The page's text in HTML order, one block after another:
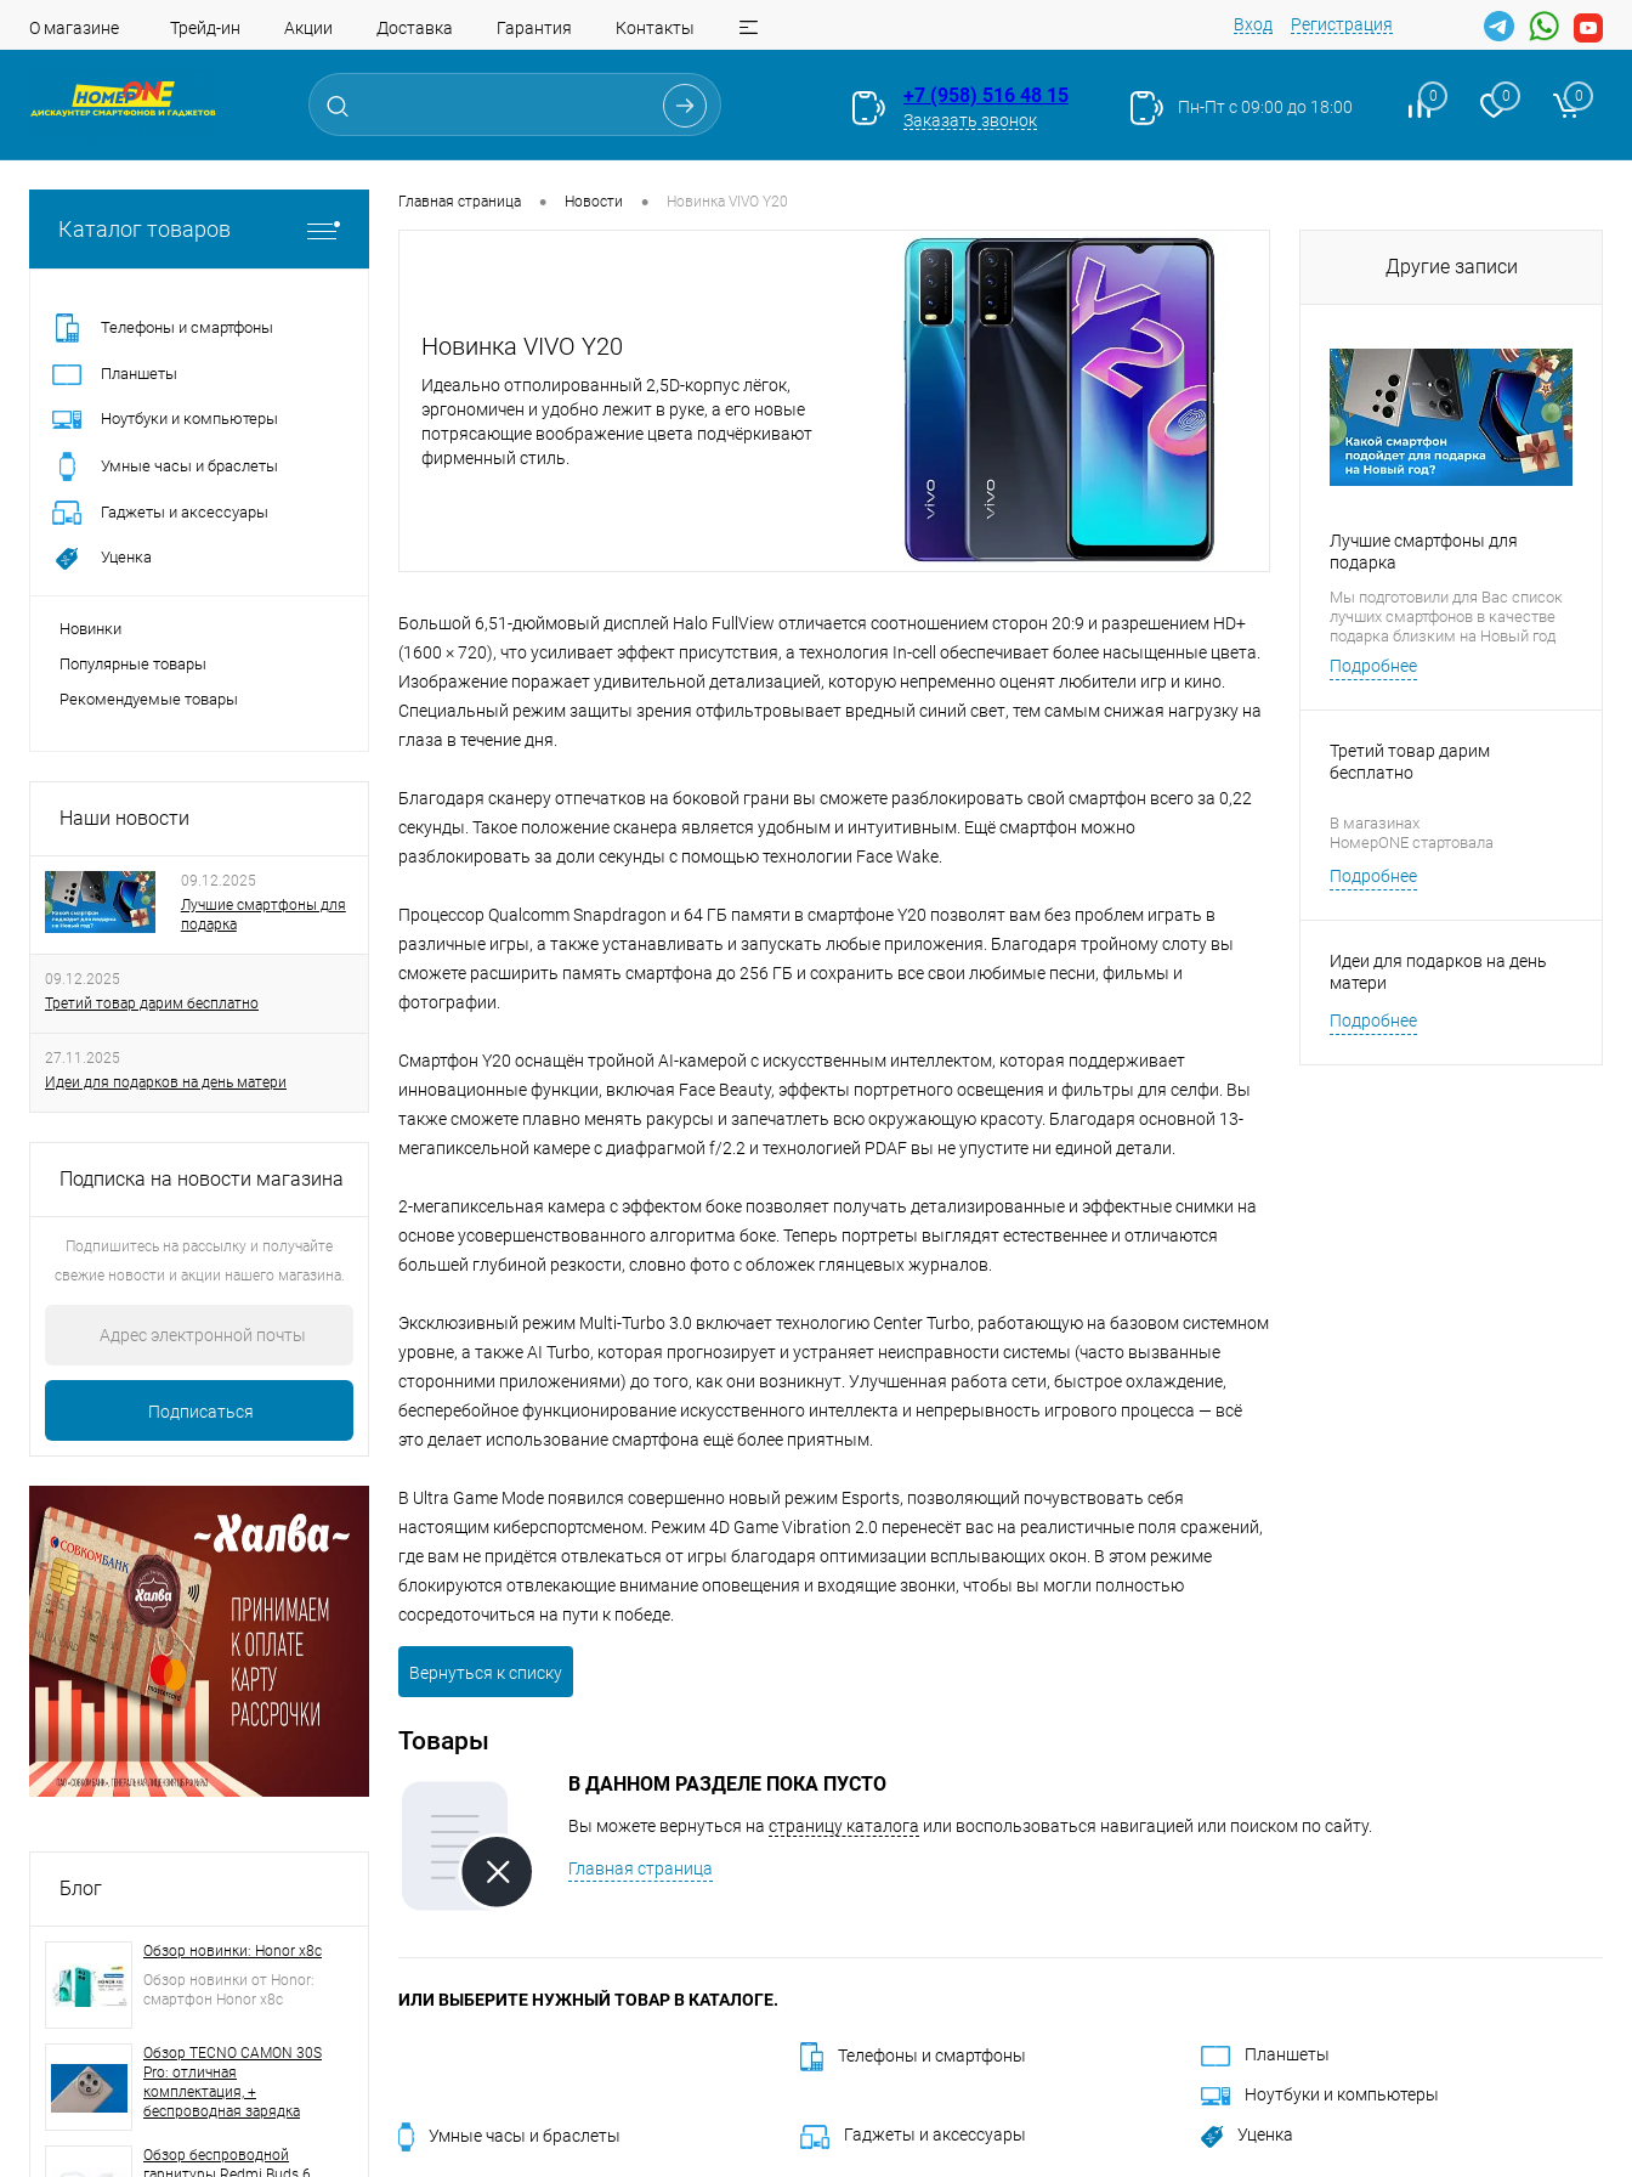
О магазине Трейд-ин Акции Доставка Гарантия Контакты Вход Регистрация
+7 (958) 516 48 15
Заказать звонок
Пн-Пт с 09:00 до 18:00
0 0 0
Каталог товаров
Телефоны и смартфоны
Планшеты
Ноутбуки и компьютеры
Умные часы и браслеты
Гаджеты и аксессуары
Уценка
Новинки
Популярные товары
Рекомендуемые товары
Наши новости
09.12.2025
Лучшие смартфоны для
подарка
09.12.2025
Третий товар дарим бесплатно
27.11.2025
Идеи для подарков на день матери
Подписка на новости магазина
Подпишитесь на рассылку и получайте
свежие новости и акции нашего магазина.
Блог
Обзор новинки: Honor x8c
Обзор новинки от Honor:
смартфон Honor x8c
Обзор TECNO CAMON 30S
Pro: отличная
комплектация, +
беспроводная зарядка
Обзор беспроводной
Главная страница • Новости • Новинка VIVO Y20
Новинка VIVO Y20
Идеально отполированный 2,5D-корпус лёгок,
эргономичен и удобно лежит в руке, а его новые
потрясающие воображение цвета подчёркивают
фирменный стиль.
Большой 6,51-дюймовый дисплей Halo FullView отличается соотношением сторон 20:9 и разрешением HD+
(1600 × 720), что усиливает эффект присутствия, а технология In-cell обеспечивает более насыщенные цвета.
Изображение поражает удивительной детализацией, которую непременно оценят любители игр и кино.
Специальный режим защиты зрения отфильтровывает вредный синий свет, тем самым снижая нагрузку на
глаза в течение дня.
Благодаря сканеру отпечатков на боковой грани вы сможете разблокировать свой смартфон всего за 0,22
секунды. Такое положение сканера является удобным и интуитивным. Ещё смартфон можно
разблокировать за доли секунды с помощью технологии Face Wake.
Процессор Qualcomm Snapdragon и 64 ГБ памяти в смартфоне Y20 позволят вам без проблем играть в
различные игры, а также устанавливать и запускать любые приложения. Благодаря тройному слоту вы
сможете расширить память смартфона до 256 ГБ и сохранить все свои любимые песни, фильмы и
фотографии.
Смартфон Y20 оснащён тройной AI-камерой с искусственным интеллектом, которая поддерживает
инновационные функции, включая Face Beauty, эффекты портретного освещения и фильтры для селфи. Вы
также сможете плавно менять ракурсы и запечатлеть всю окружающую красоту. Благодаря основной 13-
мегапиксельной камере с диафрагмой f/2.2 и технологией PDAF вы не упустите ни единой детали.
2-мегапиксельная камера с эффектом боке позволяет получать детализированные и эффектные снимки на
основе усовершенствованного алгоритма боке. Теперь портреты выглядят естественнее и отличаются
большей глубиной резкости, словно фото с обложек глянцевых журналов.
Эксклюзивный режим Multi-Turbo 3.0 включает технологию Center Turbo, работающую на базовом системном
уровне, а также AI Turbo, которая прогнозирует и устраняет неисправности системы (часто вызванные
сторонними приложениями) до того, как они возникнут. Улучшенная работа сети, быстрое охлаждение,
бесперебойное функционирование искусственного интеллекта и непрерывность игрового процесса — всё
это делает использование смартфона ещё более приятным.
В Ultra Game Mode появился совершенно новый режим Esports, позволяющий почувствовать себя
настоящим киберспортсменом. Режим 4D Game Vibration 2.0 перенесёт вас на реалистичные поля сражений,
где вам не придётся отвлекаться от игры благодаря оптимизации всплывающих окон. В этом режиме
блокируются отвлекающие внимание оповещения и входящие звонки, чтобы вы могли полностью
сосредоточиться на пути к победе.
Вернуться к списку
Другие записи
Лучшие смартфоны для
подарка
Мы подготовили для Вас список
лучших смартфонов в качестве
подарка близким на Новый год
Подробнее
Третий товар дарим
бесплатно
В магазинах
НомерONE стартовала
аксессуары для смартфонов
Подробнее
Идеи для подарков на день
матери
Подробнее
Товары
В ДАННОМ РАЗДЕЛЕ ПОКА ПУСТО
Вы можете вернуться на страницу каталога или воспользоваться навигацией или поиском по сайту.
Главная страница
ИЛИ ВЫБЕРИТЕ НУЖНЫЙ ТОВАР В КАТАЛОГЕ.
Телефоны и смартфоны Планшеты
Ноутбуки и компьютеры
Умные часы и браслеты Гаджеты и аксессуары Уценка